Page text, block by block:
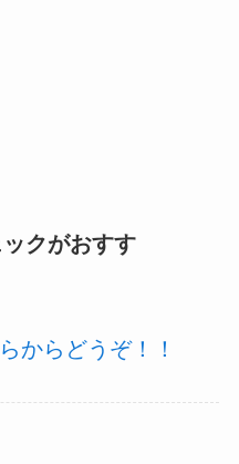
クがおすす
からどうぞ！！